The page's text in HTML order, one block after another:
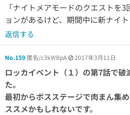
「ナイトメアモードのクエストを
ョンがあるけど、期間中に新ナイ
返信する
No.159 匿名/c3kWBpA 2017年3月11日
ロッカイベント（１）の第7話で破
た。
最初からボスステージで肉まん集
ススメかもしれないです。